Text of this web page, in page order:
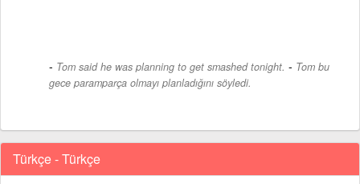
Tom said he was planning to get smashed tonight. - Tom bu
gece paramparça olmayı planladığını söyledi.
Türkçe - Türkçe